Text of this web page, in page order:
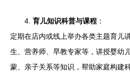
4. 育儿知识科普与课程 ：
定期在店内或线上举办各类主题育儿
生、营养师、早教专家等，讲授婴幼
蒙、亲子关系等知识，帮助家庭构建